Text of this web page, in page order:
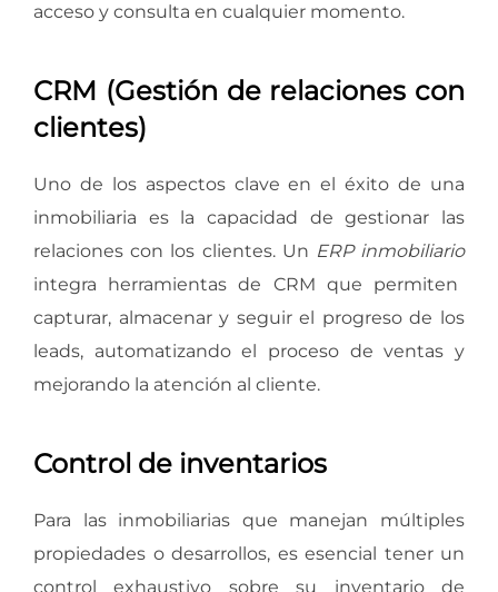
acceso y consulta en cualquier momento.
CRM (Gestión de relaciones con
clientes)
Uno de los aspectos clave en el éxito de una
inmobiliaria es la capacidad de gestionar las
relaciones con los clientes. Un ERP inmobiliario
integra herramientas de CRM que permiten
capturar, almacenar y seguir el progreso de los
leads, automatizando el proceso de ventas y
mejorando la atención al cliente.
Control de inventarios
Para las inmobiliarias que manejan múltiples
propiedades o desarrollos, es esencial tener un
control exhaustivo sobre su inventario de